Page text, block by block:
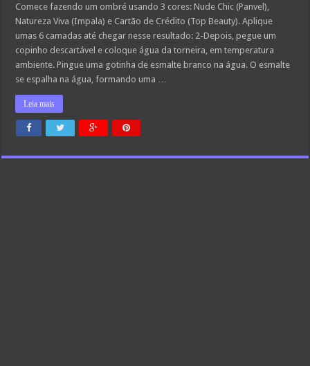
Comece fazendo um ombré usando 3 cores: Nude Chic (Panvel),
Natureza Viva (Impala) e Cartão de Crédito (Top Beauty). Aplique
umas 6 camadas até chegar nesse resultado: 2-Depois, pegue um
copinho descartável e coloque água da torneira, em temperatura
ambiente. Pingue uma gotinha de esmalte branco na água. O esmalte
se espalha na água, formando uma …
Leia mais